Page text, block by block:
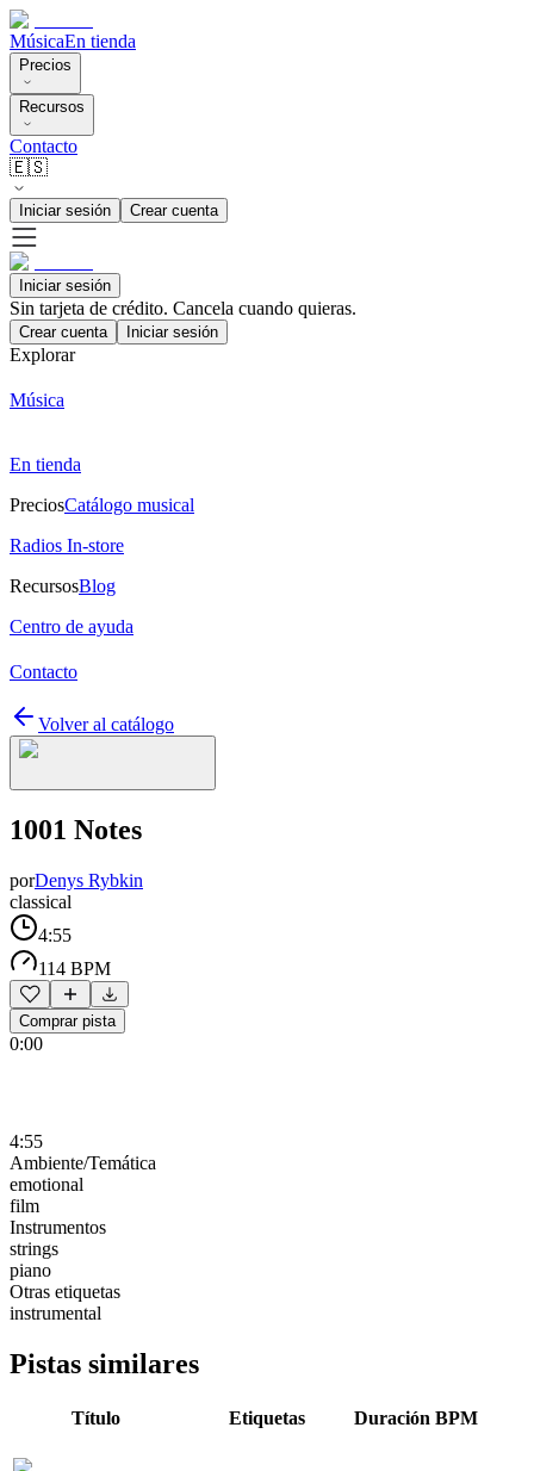
MúsicaEn tienda
Precios
Recursos
Contacto
🇪🇸
Iniciar sesión Crear cuenta
Iniciar sesión
Sin tarjeta de crédito. Cancela cuando quieras.
Crear cuenta Iniciar sesión
Explorar
Música
En tienda
PreciosCatálogo musical
Radios In-store
RecursosBlog
Centro de ayuda
Contacto
Volver al catálogo
1001 Notes
porDenys Rybkin
classical
4:55
114 BPM
Comprar pista
0:00
4:55
Ambiente/Temática
emotional
film
Instrumentos
strings
piano
Otras etiquetas
instrumental
Pistas similares
Título Etiquetas Duración BPM